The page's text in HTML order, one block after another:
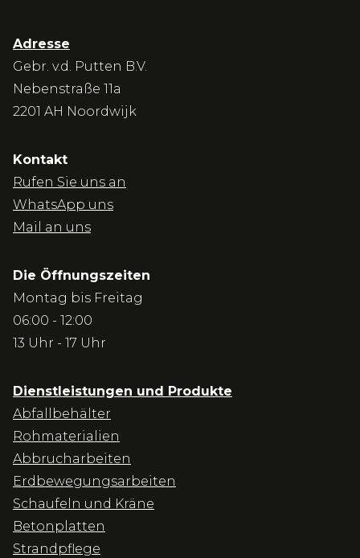
Adresse
Gebr. v.d. Putten B.V.
Nebenstraße 11a
2201 AH Noordwijk
Kontakt
Rufen Sie uns an
WhatsApp uns
Mail an uns
Die Öffnungszeiten
Montag bis Freitag
06:00 - 12:00
13 Uhr - 17 Uhr
Dienstleistungen und Produkte
Abfallbehälter
Rohmaterialien
Abbrucharbeiten
Erdbewegungsarbeiten
Schaufeln und Kräne
Betonplatten
Strandpflege